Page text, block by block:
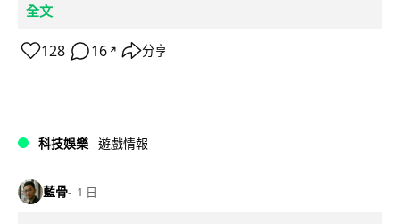
全文
128 16 ↗ 分享
科技娛樂 遊戲情報
藍骨 1 日